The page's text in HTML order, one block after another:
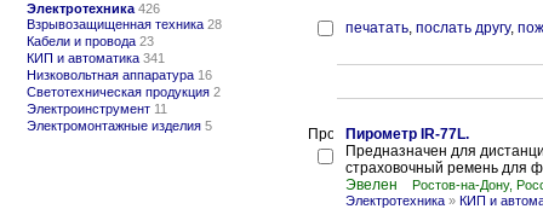
Электротехника 426
Взрывозащищенная техника 28
Кабели и провода 23
КИП и автоматика 341
Низковольтная аппаратура 16
Светотехническая продукция 2
Электроинструмент 11
Электромонтажные изделия 5
печатать, послать другу,
Пирометр IR-77L.
Предназначен для
страховочный ремень для
Эвелен
Ростов-на-Дону,
Электротехника » КИП и